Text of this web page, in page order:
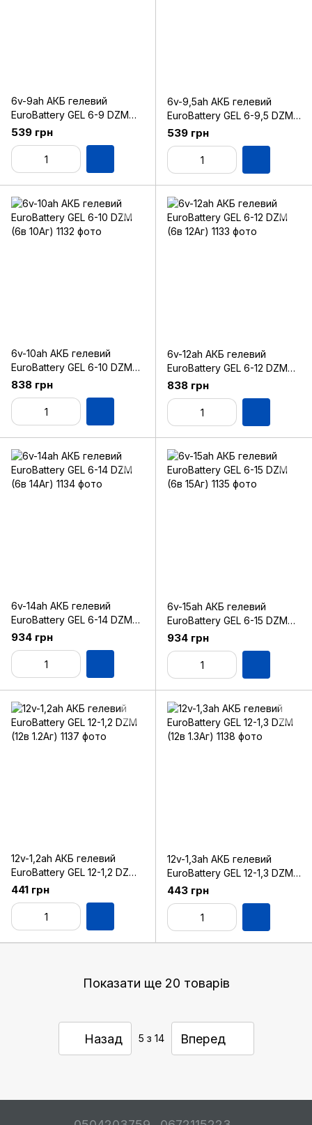
6v-9ah АКБ гелевий
EuroBattery GEL 6-9 DZM
(6в 9Аг)
539 грн
6v-9,5ah АКБ гелевий
EuroBattery GEL 6-9,5 DZM
(6в 9.5Аг)
539 грн
6v-10ah АКБ гелевий
EuroBattery GEL 6-10 DZM
(6в 10Аг)
838 грн
6v-12ah АКБ гелевий
EuroBattery GEL 6-12 DZM
(6в 12Аг)
838 грн
6v-14ah АКБ гелевий
EuroBattery GEL 6-14 DZM
(6в 14Аг)
934 грн
6v-15ah АКБ гелевий
EuroBattery GEL 6-15 DZM
(6в 15Аг)
934 грн
12v-1,2ah АКБ гелевий
EuroBattery GEL 12-1,2 DZM
(12в 1.2Аг)
441 грн
12v-1,3ah АКБ гелевий
EuroBattery GEL 12-1,3 DZM
(12в 1.3Аг)
443 грн
Показати ще 20 товарів
Назад 5 з 14 Вперед